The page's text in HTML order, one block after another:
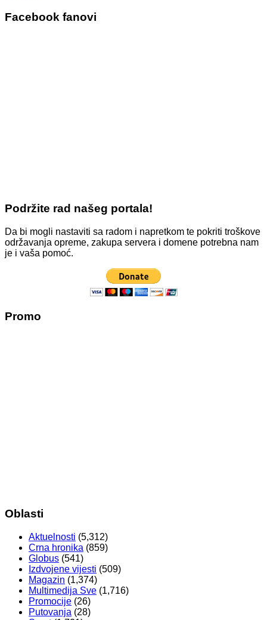
Facebook fanovi
Podržite rad našeg portala!
Da bi mogli nastaviti sa radom i napretkom te pokriti troškove
održavanja opreme, zakupa servera i domene potrebna nam
je i vaša pomoć.
Promo
Oblasti
Aktuelnosti (5,312)
Crna hronika (859)
Globus (541)
Izdvojene vijesti (509)
Magazin (1,374)
Multimedija Sve (1,716)
Promocije (26)
Putovanja (28)